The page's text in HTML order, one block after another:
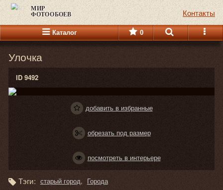
МИР
ФОТООБОЕВ Контакты
Каталог 0
Улочка
ID 9492
добавить в избранные
обрезать под размер
посмотреть в интерьере
Тэги: старый город Города